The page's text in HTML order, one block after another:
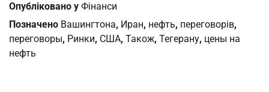
Опубліковано у Фінанси
Позначено Вашингтона, Иран, нефть, переговорів,
переговоры, Ринки, США, Також, Тегерану, цены на
нефть